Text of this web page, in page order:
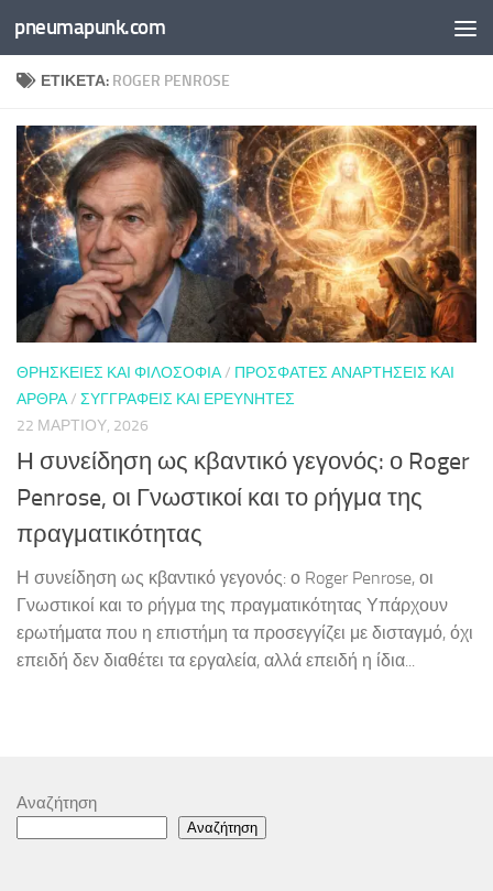
Skip to content
pneumapunk.com
ΕΤΙΚΈΤΑ: ROGER PENROSE
ΘΡΗΣΚΕΊΕΣ ΚΑΙ ΦΙΛΟΣΟΦΊΑ/ ΠΡΌΣΦΑΤΕΣ ΑΝΑΡΤΉΣΕΙΣ ΚΑΙ
ΆΡΘΡΑ/ ΣΥΓΓΡΑΦΕΊΣ ΚΑΙ ΕΡΕΥΝΗΤΈΣ
22 ΜΑΡΤΊΟΥ, 2026
Η συνείδηση ως κβαντικό γεγονός: ο Roger
Penrose, οι Γνωστικοί και το ρήγμα της
πραγματικότητας
Η συνείδηση ως κβαντικό γεγονός: ο Roger Penrose, οι
Γνωστικοί και το ρήγμα της πραγματικότητας Υπάρχουν
ερωτήματα που η επιστήμη τα προσεγγίζει με δισταγμό, όχι
επειδή δεν διαθέτει τα εργαλεία, αλλά επειδή η ίδια...
Αναζήτηση
Αναζήτηση